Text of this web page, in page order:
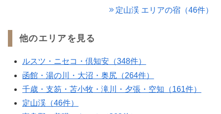
定山渓 エリアの宿（46件）
他のエリアを見る
ルスツ・ニセコ・倶知安（348件）
函館・湯の川・大沼・奥尻（264件）
千歳・支笏・苫小牧・滝川・夕張・空知（161件）
定山渓（46件）